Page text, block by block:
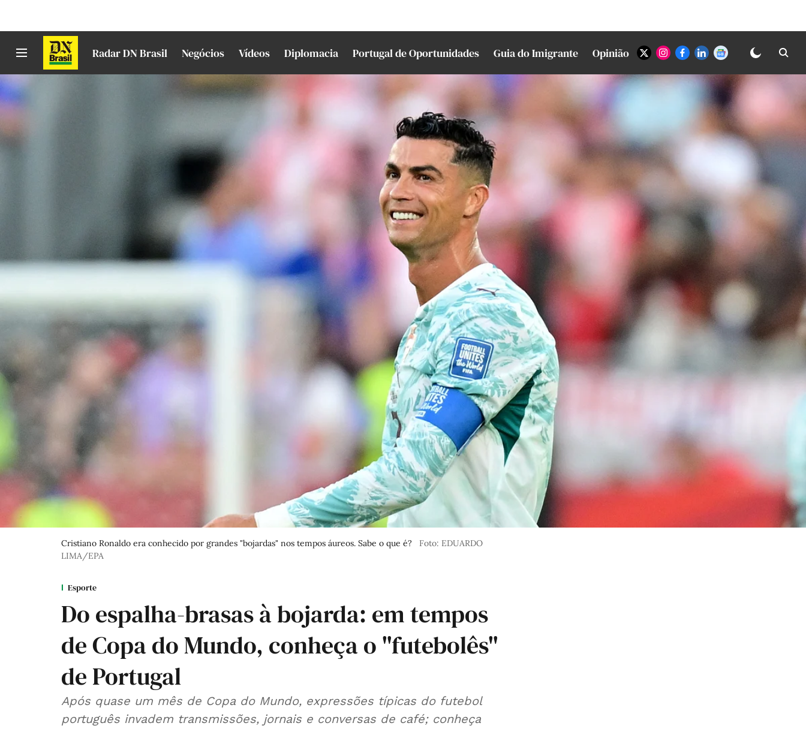
Radar DN Brasil Negócios Vídeos Diplomacia Portugal de Oportunidades Guia do Imigrante Opinião
Cristiano Ronaldo era conhecido por grandes "bojardas" nos tempos áureos. Sabe o que é?
Foto: EDUARDO
LIMA/EPA
Esporte
Do espalha-brasas à bojarda: em tempos
de Copa do Mundo, conheça o "futebolês"
de Portugal
Após quase um mês de Copa do Mundo, expressões típicas do futebol
português invadem transmissões, jornais e conversas de café; conheça